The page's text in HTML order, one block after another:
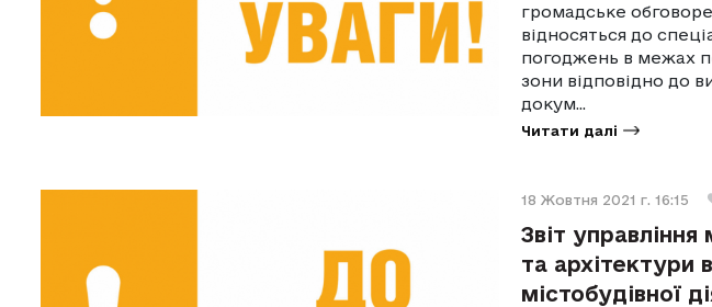
громадське
відносяться до
погоджень в межах
зони відповідно до
докум...
Читати далі
18 Жовтня 2021 г. 16:15
Звіт
та архітектури
містобудівної